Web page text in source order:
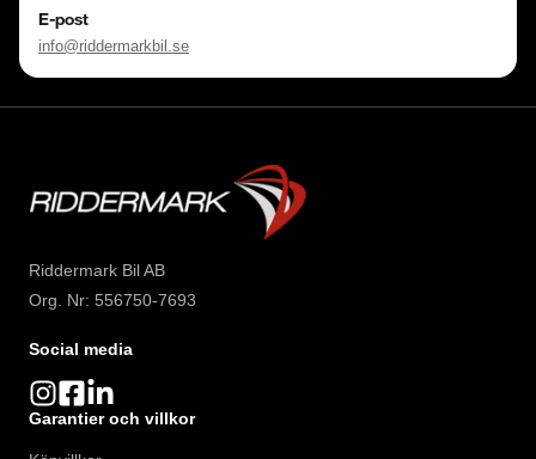
E-post
info@riddermarkbil.se
Riddermark Bil AB
Org. Nr: 556750-7693
Social media
Garantier och villkor